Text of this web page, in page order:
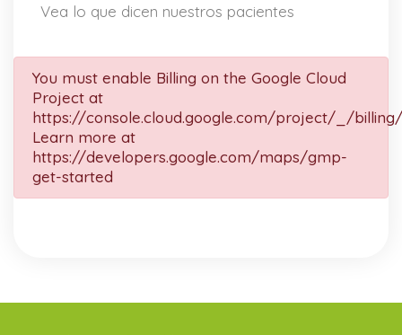
Vea lo que dicen nuestros pacientes
You must enable Billing on the Google Cloud
Project at
https://console.cloud.google.com/project/_/
Learn more at
https://developers.google.com/maps/gmp-
get-started